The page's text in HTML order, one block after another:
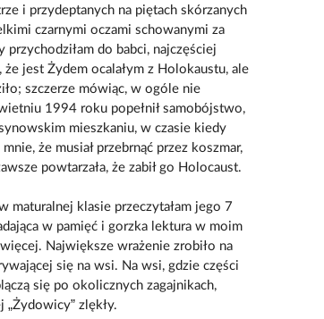
i przydeptanych na piętach skórzanych
czarnymi oczami schowanymi za
do babci, najczęściej
jest Żydem ocalałym z Holokaustu, ale
szczerze mówiąc, w ogóle nie
1994 roku popełnił samobójstwo,
mieszkaniu, w czasie kiedy
że musiał przebrnąć przez koszmar,
powtarzała, że zabił go Holocaust.
maturalnej klasie przeczytałam jego 7
w pamięć i gorzka lektura w moim
Największe wrażenie zrobiło na
się na wsi. Na wsi, gdzie części
się po okolicznych zagajnikach,
zlękły.